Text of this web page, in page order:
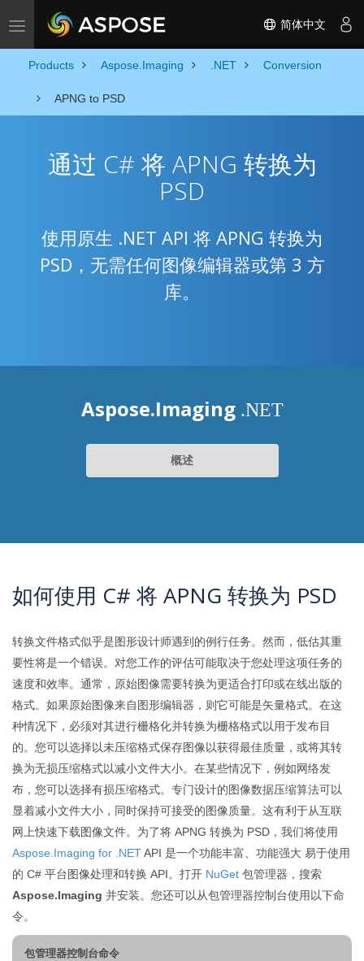
Toggle navigation 简体中文
Products Aspose.Imaging .NET Conversion
APNG to PSD
通过 C# 将 APNG 转换为
PSD
使用原生 .NET API 将 APNG 转换为
PSD，无需任何图像编辑器或第 3 方
库。
Aspose.Imaging .NET
概述
如何使用 C# 将 APNG 转换为 PSD
转换文件格式似乎是图形设计师遇到的例行任务。然而，低估其重
要性将是一个错误。对您工作的评估可能取决于您处理这项任务的
速度和效率。通常，原始图像需要转换为更适合打印或在线出版的
格式。如果原始图像来自图形编辑器，则它可能是矢量格式。在这
种情况下，必须对其进行栅格化并转换为栅格格式以用于发布目
的。您可以选择以未压缩格式保存图像以获得最佳质量，或将其转
换为无损压缩格式以减小文件大小。在某些情况下，例如网络发
布，您可以选择有损压缩格式。专门设计的图像数据压缩算法可以
显着减小文件大小，同时保持可接受的图像质量。这有利于从互联
网上快速下载图像文件。为了将 APNG 转换为 PSD，我们将使用
Aspose.Imaging for .NETAPI 是一个功能丰富、功能强大 易于使用
的 C# 平台图像处理和转换 API。打开 NuGet 包管理器，搜索
Aspose.Imaging 并安装。您还可以从包管理器控制台使用以下命
令。
包管理器控制台命令